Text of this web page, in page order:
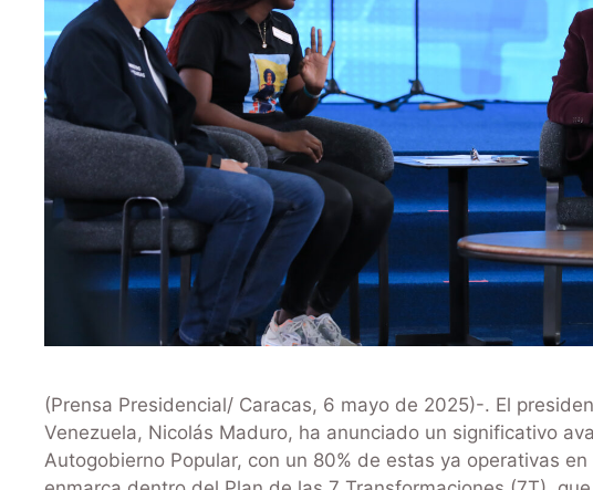
(Prensa Presidencial/ Caracas, 6 mayo de 2025)-. El
Venezuela, Nicolás Maduro, ha anunciado un significativo
Autogobierno Popular, con un 80% de estas ya operativas